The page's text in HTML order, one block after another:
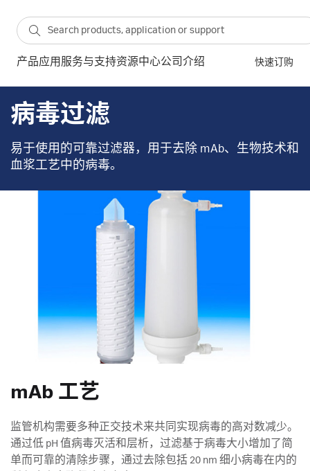
产品应用 服务与支持资源中心公司介绍 快速订购
病毒过滤
易于使用的可靠过滤器，用于去除 mAb、生物技术和
血浆工艺中的病毒。
mAb 工艺
监管机构需要多种正交技术来共同实现病毒的高对数减少。
通过低 pH 值病毒灭活和层析，过滤基于病毒大小增加了简
单而可靠的清除步骤，通过去除包括 20 nm 细小病毒在内的